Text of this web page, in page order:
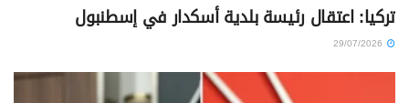
تركيا: اعتقال رئيسة بلدية أسكدار في إسطنبول